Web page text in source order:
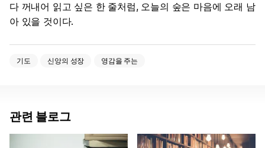
다 꺼내어 읽고 싶은 한 줄처럼, 오늘의 숲은 마음에 오래 남
아 있을 것이다.
기도 신앙의 성장 영감을 주는
관련 블로그